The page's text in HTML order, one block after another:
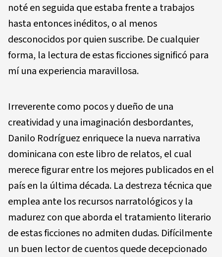
noté en seguida que estaba frente a trabajos
hasta entonces inéditos, o al menos
desconocidos por quien suscribe. De cualquier
forma, la lectura de estas ficciones significó para
mí una experiencia maravillosa.
Irreverente como pocos y dueño de una
creatividad y una imaginación desbordantes,
Danilo Rodríguez enriquece la nueva narrativa
dominicana con este libro de relatos, el cual
merece figurar entre los mejores publicados en el
país en la última década. La destreza técnica que
emplea ante los recursos narratológicos y la
madurez con que aborda el tratamiento literario
de estas ficciones no admiten dudas. Difícilmente
un buen lector de cuentos quede decepcionado